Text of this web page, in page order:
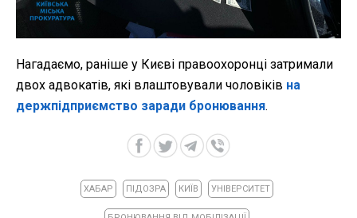
Нагадаємо, раніше у Києві правоохоронці затримали
двох адвокатів, які влаштовували чоловіків на
держпідприємство заради бронювання.
ХАБАР ПІДОЗРА КИЇВ УНІВЕРСИТЕТ